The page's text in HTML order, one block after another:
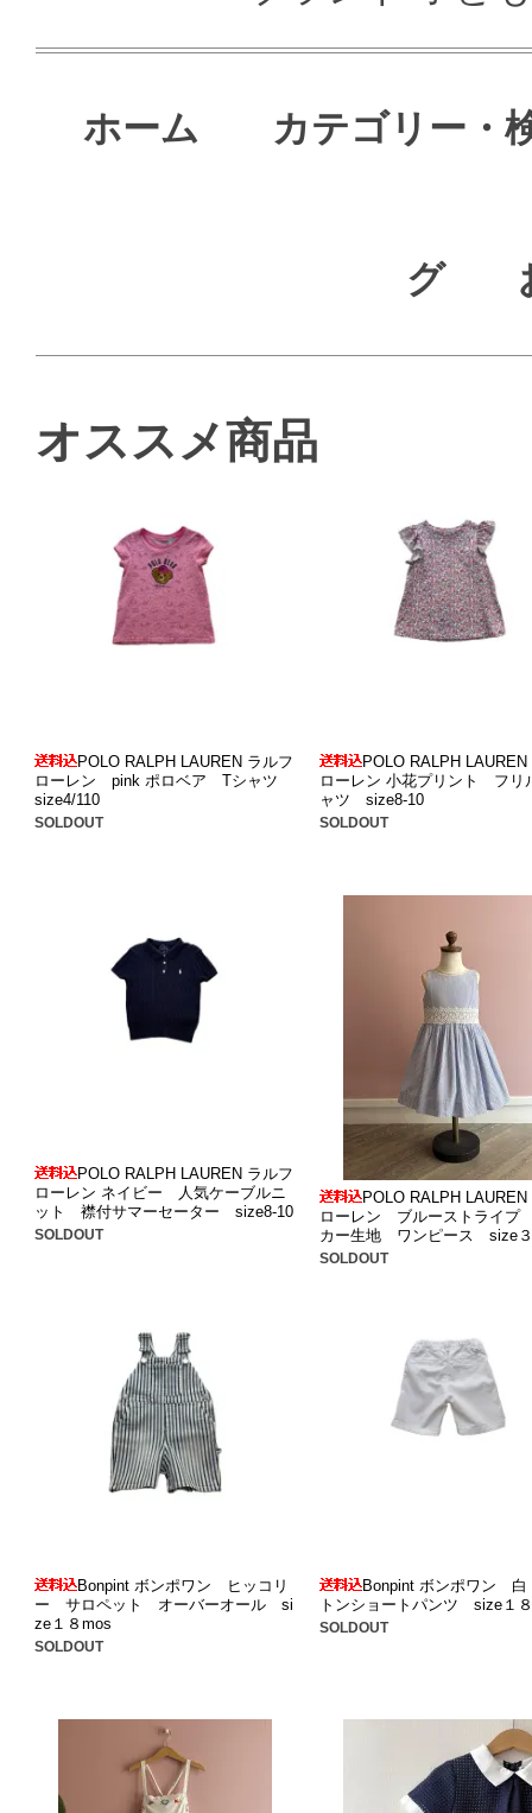
ホーム カテゴリー・
グ
オススメ商品
POLO RALPH LAUREN ラルフ
ローレン pink ポロベア Tシャツ
size4/110
SOLDOUT
POLO RALPH
ローレン 小花プリント フリ
ャツ size8-10
SOLDOUT
POLO RALPH LAUREN ラルフ
ローレン ネイビー 人気ケーブルニ
ット 襟付サマーセーター size8-10
SOLDOUT
POLO RALPH
ローレン ブルーストライプ
カー生地 ワンピース size
SOLDOUT
Bonpint ボンポワン ヒッコリ
ー サロペット オーバーオール si
ze１８mos
SOLDOUT
Bonpint ボンポワン
トンショートパンツ size１
SOLDOUT